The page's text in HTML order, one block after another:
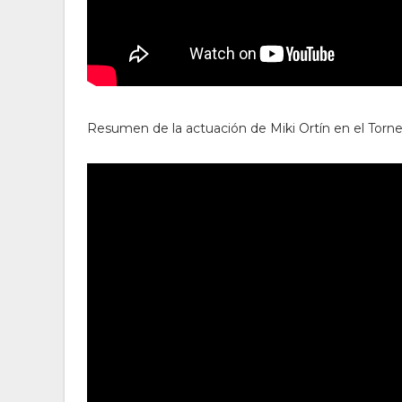
Resumen de la actuación de Miki Ortín en el